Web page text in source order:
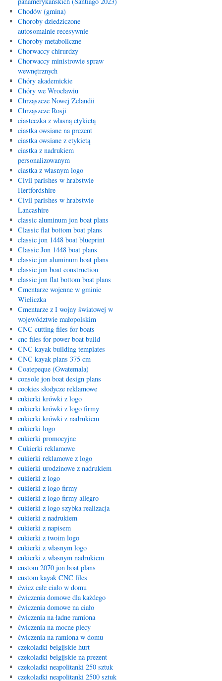
Chodów (gmina)
Choroby dziedziczone
autosomalnie recesywnie
Choroby metaboliczne
Chorwaccy chirurdzy
Chorwaccy ministrowie spraw
wewnętrznych
Chóry akademickie
Chóry we Wrocławiu
Chrząszcze Nowej Zelandii
Chrząszcze Rosji
ciasteczka z własną etykietą
ciastka owsiane na prezent
ciastka owsiane z etykietą
ciastka z nadrukiem
personalizowanym
ciastka z własnym logo
Civil parishes w hrabstwie
Hertfordshire
Civil parishes w hrabstwie
Lancashire
classic aluminum jon boat plans
Classic flat bottom boat plans
classic jon 1448 boat blueprint
Classic Jon 1448 boat plans
classic jon aluminum boat plans
classic jon boat construction
classic jon flat bottom boat plans
Cmentarze wojenne w gminie
Wieliczka
Cmentarze z I wojny światowej w
województwie małopolskim
CNC cutting files for boats
cnc files for power boat build
CNC kayak building templates
CNC kayak plans 375 cm
Coatepeque (Gwatemala)
console jon boat design plans
cookies słodycze reklamowe
cukierki krówki z logo
cukierki krówki z logo firmy
cukierki krówki z nadrukiem
cukierki logo
cukierki promocyjne
Cukierki reklamowe
cukierki reklamowe z logo
cukierki urodzinowe z nadrukiem
cukierki z logo
cukierki z logo firmy
cukierki z logo firmy allegro
cukierki z logo szybka realizacja
cukierki z nadrukiem
cukierki z napisem
cukierki z twoim logo
cukierki z wlasnym logo
cukierki z własnym nadrukiem
custom 2070 jon boat plans
custom kayak CNC files
ćwicz całe ciało w domu
ćwiczenia domowe dla każdego
ćwiczenia domowe na ciało
ćwiczenia na ładne ramiona
ćwiczenia na mocne plecy
ćwiczenia na ramiona w domu
czekoladki belgijskie hurt
czekoladki belgijskie na prezent
czekoladki neapolitanki 250 sztuk
czekoladki neapolitanki 2500 sztuk